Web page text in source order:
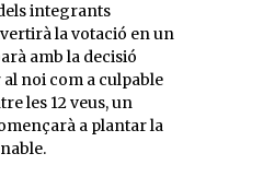
integrants
la votació en un
amb la decisió
noi com a culpable
les 12 veus, un
a plantar la